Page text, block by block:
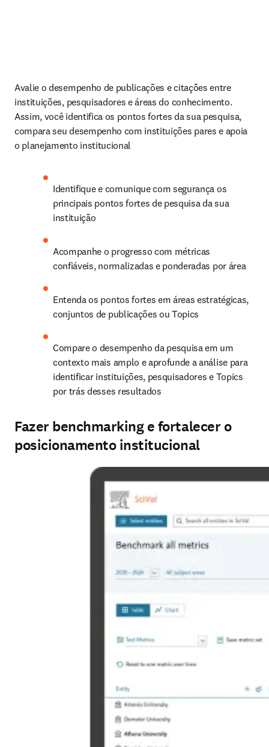
Avalie o desempenho de publicações e citações entre
instituições, pesquisadores e áreas do conhecimento.
Assim, você identifica os pontos fortes da sua pesquisa,
compara seu desempenho com instituições pares e apoia
o planejamento institucional
Identifique e comunique com segurança os
principais pontos fortes de pesquisa da sua
instituição
Acompanhe o progresso com métricas
confiáveis, normalizadas e ponderadas por área
Entenda os pontos fortes em áreas estratégicas,
conjuntos de publicações ou Topics
Compare o desempenho da pesquisa em um
contexto mais amplo e aprofunde a análise para
identificar instituições, pesquisadores e Topics
por trás desses resultados
Fazer benchmarking e fortalecer o
posicionamento institucional